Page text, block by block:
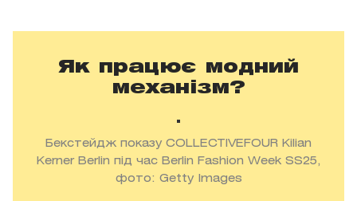
Як працює модний
механізм?
Бекстейдж показу COLLECTIVEFOUR Kilian
Kerner Berlin під час Berlin Fashion Week SS25,
фото: Getty Images